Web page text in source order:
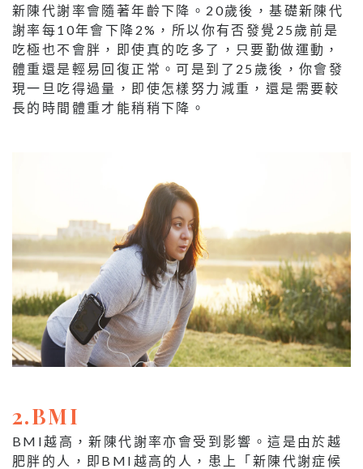
新陳代謝率會隨著年齡下降。20歲後，基礎新陳代
謝率每10年會下降2%，所以你有否發覺25歲前是
吃極也不會胖，即使真的吃多了，只要勤做運動，
體重還是輕易回復正常。可是到了25歲後，你會發
現一旦吃得過量，即使怎樣努力減重，還是需要較
長的時間體重才能稍稍下降。
2.BMI
BMI越高，新陳代謝率亦會受到影響。這是由於越
肥胖的人，即BMI越高的人，患上「新陳代謝症候